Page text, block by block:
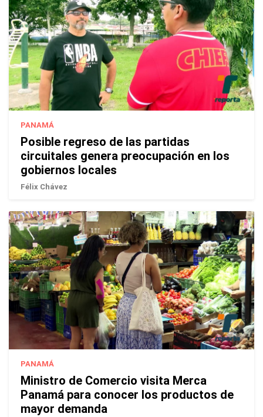
PANAMÁ
Posible regreso de las partidas
circuitales genera preocupación en los
gobiernos locales
Félix Chávez
PANAMÁ
Ministro de Comercio visita Merca
Panamá para conocer los productos de
mayor demanda